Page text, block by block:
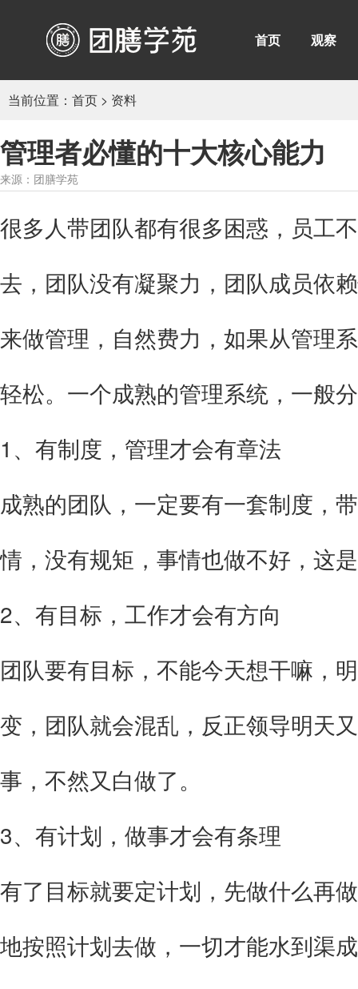
首页 观察
当前位置： 首页 > 资料
管理者必懂的十大核心能力
来源：团膳学苑
很多人带团队都有很多困惑，员工
去，团队没有凝聚力，团队成员依
来做管理，自然费力，如果从管理
轻松。一个成熟的管理系统，一般
1、有制度，管理才会有章法
成熟的团队，一定要有一套制度，
情，没有规矩，事情也做不好，这
2、有目标，工作才会有方向
团队要有目标，不能今天想干嘛，
变，团队就会混乱，反正领导明天
事，不然又白做了。
3、有计划，做事才会有条理
有了目标就要定计划，先做什么再
地按照计划去做，一切才能水到渠